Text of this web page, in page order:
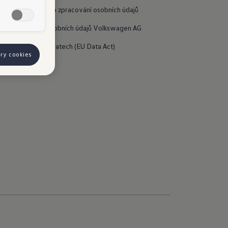
Informace o zpracování osobních údajů
Ochrana osobních údajů Volkswagen AG
Nařízení o datech (EU Data Act)
cookies